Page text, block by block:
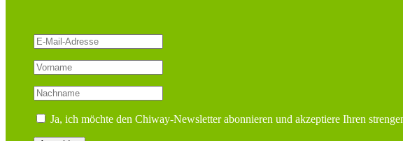
Ja, ich möchte den Chiway-Newsletter abonnieren und akzeptiere Ihren